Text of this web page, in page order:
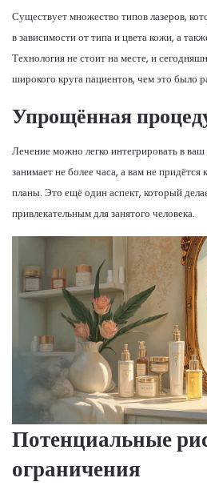
Существует множество типов лазеров,
в зависимости от типа и цвета кожи, а
Технология не стоит на месте, и
широкого круга пациентов, чем это было
Упрощённая
Лечение можно легко интегрировать в
занимает не более часа, а вам не придётся
планы. Это ещё один аспект, который
привлекательным для занятого человека.
Потенциальные
ограничения